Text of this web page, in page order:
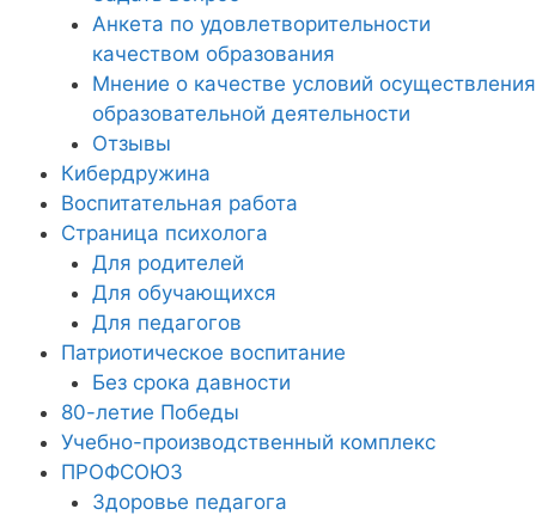
Анкета по удовлетворительности
качеством образования
Мнение о качестве условий осуществления
образовательной деятельности
Отзывы
Кибердружина
Воспитательная работа
Страница психолога
Для родителей
Для обучающихся
Для педагогов
Патриотическое воспитание
Без срока давности
80-летие Победы
Учебно-производственный комплекс
ПРОФСОЮЗ
Здоровье педагога